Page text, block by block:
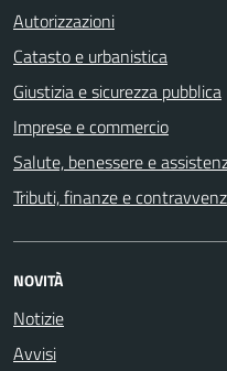
Autorizzazioni
Catasto e urbanistica
Giustizia e sicurezza pubblica
Imprese e commercio
Salute, benessere e
Tributi, finanze e
NOVITÀ
Notizie
Avvisi